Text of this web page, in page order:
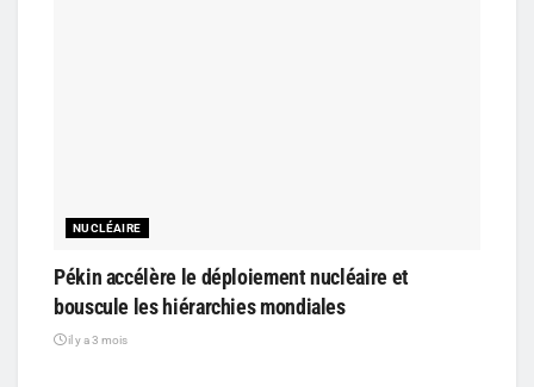
NUCLÉAIRE
Pékin accélère le déploiement nucléaire et
bouscule les hiérarchies mondiales
il y a 3 mois